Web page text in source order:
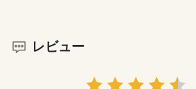
レビュー